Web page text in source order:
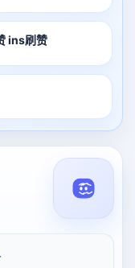
Ins包月套餐(VIP) ins买赞 ins涨赞 ins刷赞